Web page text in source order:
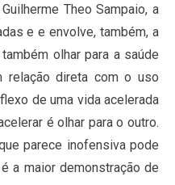
Theo Sampaio, a
e e envolve, também, a
olhar para a saúde
relação direta com o uso
de uma vida acelerada
é olhar para o outro.
parece inofensiva pode
a maior demonstração de